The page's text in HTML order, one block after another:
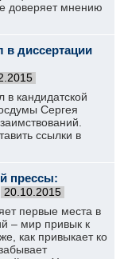
доверяет мнению
в диссертации
в кандидатской
Сергея
ссылки в
прессы:
20.10.2015
первые места в
– мир привык к
как привыкает ко